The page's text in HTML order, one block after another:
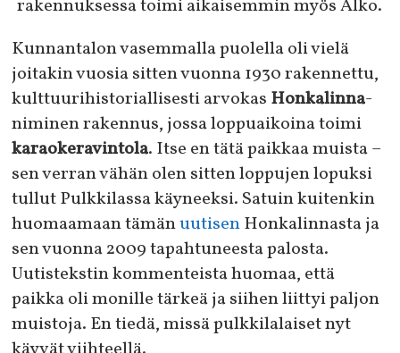
rakennuksessa toimi aikaisemmin myös Alko.
Kunnantalon vasemmalla puolella oli vielä
joitakin vuosia sitten vuonna 1930 rakennettu,
kulttuurihistoriallisesti arvokas Honkalinna-
niminen rakennus, jossa loppuaikoina toimi
karaokeravintola. Itse en tätä paikkaa muista –
sen verran vähän olen sitten loppujen lopuksi
tullut Pulkkilassa käyneeksi. Satuin kuitenkin
huomaamaan tämänuutisenHonkalinnasta ja
sen vuonna 2009 tapahtuneesta palosta.
Uutistekstin kommenteista huomaa, että
paikka oli monille tärkeä ja siihen liittyi paljon
muistoja. En tiedä, missä pulkkilalaiset nyt